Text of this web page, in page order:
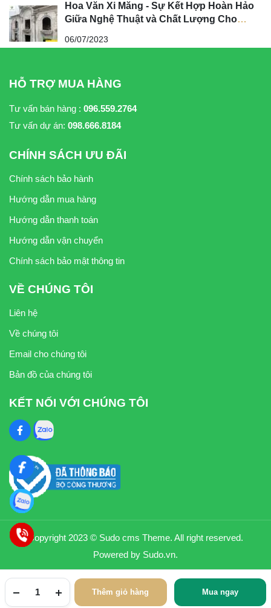
Thêm giỏ hàng Mua ngay
Hoa Văn Xi Măng - Sự Kết Hợp Hoàn Hảo
Giữa Nghệ Thuật và Chất Lượng Cho
06/07/2023
HỖ TRỢ MUA HÀNG
Tư vấn bán hàng : 096.559.2764
Tư vấn dự án: 098.666.8184
CHÍNH SÁCH ƯU ĐÃI
Chính sách bảo hành
Hướng dẫn mua hàng
Hướng dẫn thanh toán
Hướng dẫn vận chuyển
Chính sách bảo mật thông tin
VỀ CHÚNG TÔI
Liên hệ
Về chúng tôi
Email cho chúng tôi
Bản đồ của chúng tôi
KẾT NỐI VỚI CHÚNG TÔI
Copyright 2023 © Sudo cms Theme. All right reserved.
Powered by Sudo.vn.